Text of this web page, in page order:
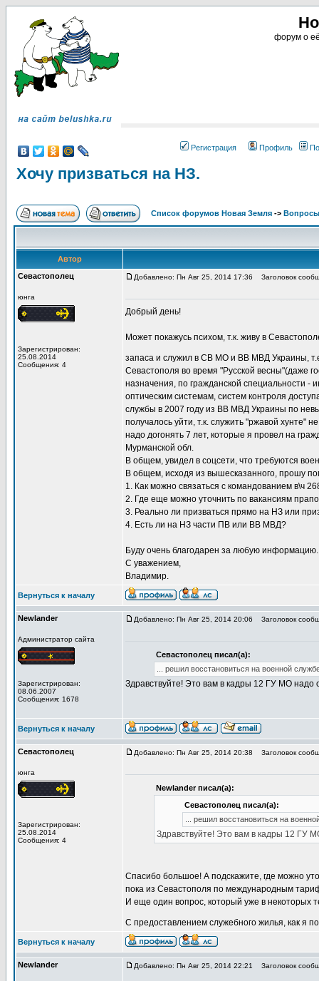
форум о
Регистрация Профиль
Хочу призваться на НЗ.
Список форумов Новая Земля ->
Автор
Севастополец
юнга
Зарегистрирован:
25.08.2014
Сообщения: 4
Добавлено: Пн Авг 25, 2014 17:36 Заголовок
Добрый день!
Может покажусь психом, т.к. живу в
запаса и служил в СВ МО и ВВ МВД Украины,
Севастополя во время "Русской весны"(даже
назначения, по гражданской специальности
оптическим системам, систем контроля
службы в 2007 году из ВВ МВД Украины по
получалось уйти, т.к. служить "ржавой хунте"
надо догонять 7 лет, которые я провел на
Мурманской обл.
В общем, увидел в соцсети, что требуются
В общем, исходя из вышесказанного, прошу
1. Как можно связаться с командованием в\ч
2. Где еще можно уточнить по вакансиям
3. Реально ли призваться прямо на НЗ или
4. Есть ли на НЗ части ПВ или ВВ МВД?
Буду очень благодарен за любую информацию.
С уважением,
Владимир.
Вернуться к началу
Newlander
Администратор сайта
Зарегистрирован:
08.06.2007
Сообщения: 1678
Добавлено: Пн Авг 25, 2014 20:06 Заголовок
Севастополец писал(а):
... решил восстановиться на военной
Здравствуйте! Это вам в кадры 12 ГУ МО надо
Вернуться к началу
Севастополец
юнга
Зарегистрирован:
25.08.2014
Сообщения: 4
Добавлено: Пн Авг 25, 2014 20:38 Заголовок
Newlander писал(а):
Севастополец писал(а):
... решил восстановиться на
Здравствуйте! Это вам в кадры 12 ГУ
Спасибо большое! А подскажите, где можно
пока из Севастополя по международным
И еще один вопрос, который уже в некоторых
С предоставлением служебного жилья, как я
Вернуться к началу
Newlander Добавлено: Пн Авг 25, 2014 22:21 Заголовок